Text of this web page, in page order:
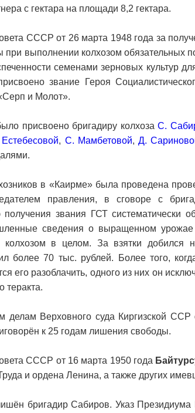
с гектара на площади 8,2 гектара.
СССР от 26 марта 1948 года за
выполнении колхозом обязательных
семенами зерновых культур
звание Героя
и Молот».
присвоено бригадиру колхозаС.
, С. Мамбетовой,Д.
в «Каирме» была проведена
правления, в сговоре с
звания ГСТ систематически
сведения о выращенном урожае
колхозом в целом. За взятки добился
более 70 тыс. рублей. Более того,
его разоблачить, одного из них он
теракта.
делам Верховного суда Киргизской
к 25 годам лишения свободы.
СССР от 16 марта 1950 года
и ордена Ленина, а также других
бригадир Сабиров. Указ Президиума